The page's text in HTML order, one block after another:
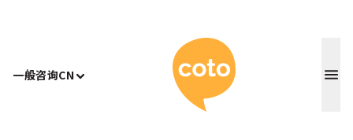
一般咨询CN Coto 日本